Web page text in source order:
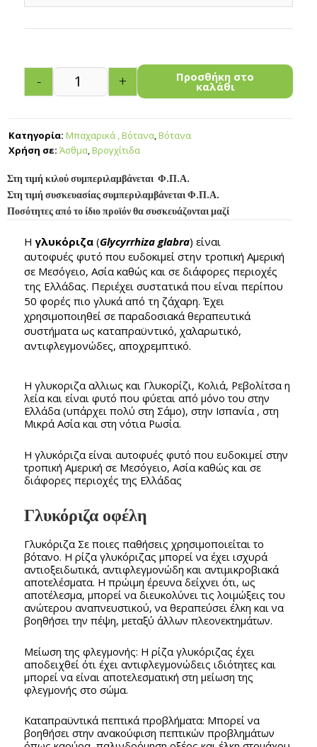
- + Προσθήκη στο
καλάθι
Κατηγορία: Μπαχαρικά , Βότανα,Βότανα
Χρήση σε: Άσθμα,Βρογχίτιδα
Στη τιμή κιλού συμπεριλαμβάνεται Φ.Π.Α.
Στη τιμή συσκευασίας συμπεριλαμβάνεται Φ.Π.Α.
Ποσότητες από το ίδιο προϊόν θα συσκευάζονται μαζί
Ηγλυκόριζα (Glycyrrhiza glabra) είναι
αυτοφυές φυτό που ευδοκιμεί στην τροπική Αμερική
σε Μεσόγειο, Ασία καθώς και σε διάφορες περιοχές
της Ελλάδας. Περιέχει συστατικά που είναι περίπου
50 φορές πιο γλυκά από τη ζάχαρη. Έχει
χρησιμοποιηθεί σε παραδοσιακά θεραπευτικά
συστήματα ως καταπραϋντικό, χαλαρωτικό,
αντιφλεγμονώδες, αποχρεμπτικό.
Η γλυκοριζα αλλιως και Γλυκορίζι, Κολιά, Ρεβολίτσα η
λεία και είναι φυτό που φύεται από μόνο του στην
Ελλάδα (υπάρχει πολύ στη Σάμο), στην Ισπανία , στη
Μικρά Ασία και στη νότια Ρωσία.
Η γλυκόριζα είναι αυτοφυές φυτό που ευδοκιμεί στην
τροπική Αμερική σε Μεσόγειο, Ασία καθώς και σε
διάφορες περιοχές της Ελλάδας
Γλυκόριζα οφέλη
Γλυκόριζα Σε ποιες παθήσεις χρησιμοποιείται το
βότανο. Η ρίζα γλυκόριζας μπορεί να έχει ισχυρά
αντιοξειδωτικά, αντιφλεγμονώδη και αντιμικροβιακά
αποτελέσματα. Η πρώιμη έρευνα δείχνει ότι, ως
αποτέλεσμα, μπορεί να διευκολύνει τις λοιμώξεις του
ανώτερου αναπνευστικού, να θεραπεύσει έλκη και να
βοηθήσει την πέψη, μεταξύ άλλων πλεονεκτημάτων.
Μείωση της φλεγμονής: Η ρίζα γλυκόριζας έχει
αποδειχθεί ότι έχει αντιφλεγμονώδεις ιδιότητες και
μπορεί να είναι αποτελεσματική στη μείωση της
φλεγμονής στο σώμα.
Καταπραϋντικά πεπτικά προβλήματα: Μπορεί να
βοηθήσει στην ανακούφιση πεπτικών προβλημάτων